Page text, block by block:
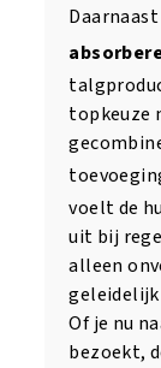
topkeuze
voelt de
uit bij
alleen
Of je nu
bezoekt,